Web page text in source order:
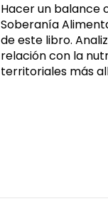
Hacer un balance
Soberanía
de este libro.
relación con la
territoriales más